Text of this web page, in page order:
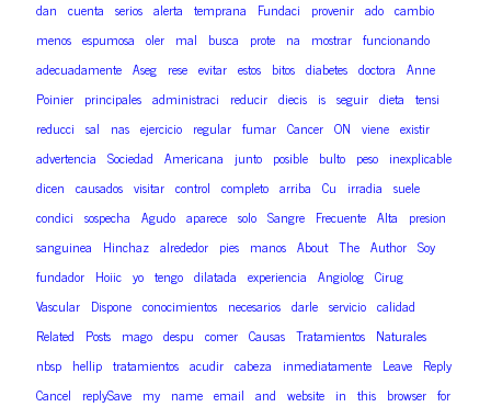
dan cuenta serios alerta temprana Fundaci provenir ado cambio
menos espumosa oler mal busca prote na mostrar funcionando
adecuadamente Aseg rese evitar estos bitos diabetes doctora Anne
Poinier principales administraci reducir diecis is seguir dieta tensi
reducci sal nas ejercicio regular fumar Cancer ON viene existir
advertencia Sociedad Americana junto posible bulto peso inexplicable
dicen causados visitar control completo arriba Cu irradia suele
condici sospecha Agudo aparece solo Sangre Frecuente Alta presion
sanguinea Hinchaz alrededor pies manos About The Author Soy
fundador Hoiic yo tengo dilatada experiencia Angiolog Cirug
Vascular Dispone conocimientos necesarios darle servicio calidad
Related Posts mago despu comer Causas Tratamientos Naturales
nbsp hellip tratamientos acudir cabeza inmediatamente Leave Reply
Cancel replySave my name email and website in this browser for